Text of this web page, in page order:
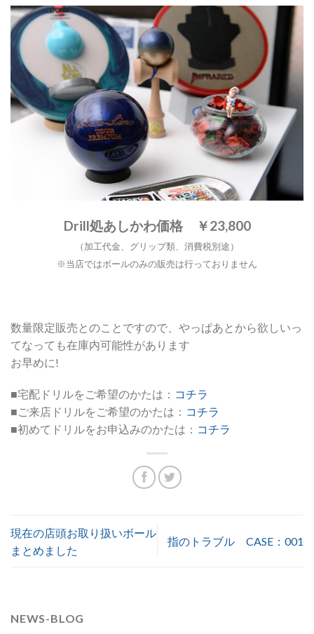
Drill処あしかわ価格 ￥23,800
（加工代金、グリップ類、消費税別途）
※当店ではボールのみの販売は行っておりません
数量限定販売とのことですので、やっぱあとから欲しいっ
てなっても在庫内可能性があります
お早めに!
■宅配ドリルをご希望のかたは： コチラ
■ご来店ドリルをご希望のかたは： コチラ
■初めてドリルをお申込みのかたは： コチラ
現在の店頭お取り扱いボール
まとめました
指のトラブル CASE：001
NEWS-BLOG